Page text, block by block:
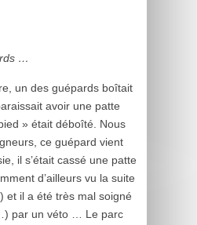
…
un des guépards boîtait
avoir une patte
» était déboîté. Nous
ce guépard vient
il s’était cassé une patte
d’ailleurs vu la suite
il a été très mal soigné
par un véto … Le parc